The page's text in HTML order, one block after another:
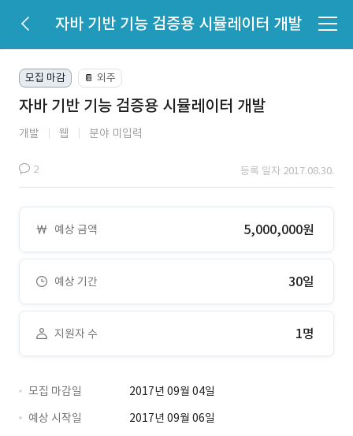
자바 기반 기능 검증용 시뮬레이터 개발
모집 마감 📔 외주
자바 기반 기능 검증용 시뮬레이터 개발
개발 웹 분야 미입력
2 등록 일자 2017.08.30.
예상 금액 5,000,000원
예상 기간 30일
지원자 수 1명
모집 마감일
2017년 09월 04일
예상 시작일
2017년 09월 06일